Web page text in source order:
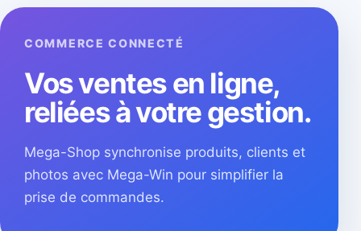
COMMERCE CONNECTÉ
Vos ventes en ligne,
reliées à votre gestion.
Mega-Shop synchronise produits, clients et
photos avec Mega-Win pour simplifier la
prise de commandes.